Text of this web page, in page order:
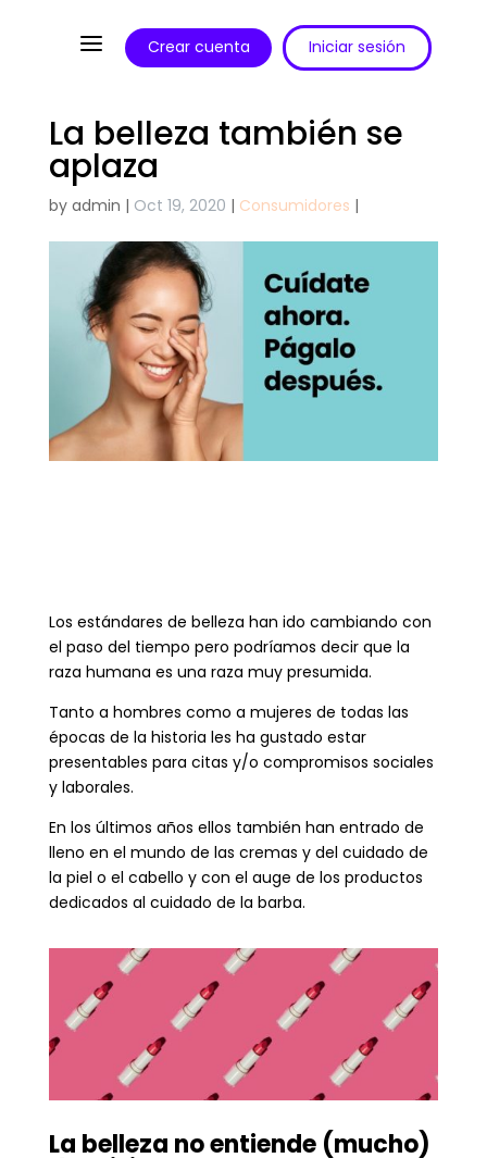
a Crear cuenta Iniciar sesión
La belleza también se
aplaza
by admin | Oct 19, 2020 | Consumidores |
Los estándares de belleza han ido cambiando con
el paso del tiempo pero podríamos decir que la
raza humana es una raza muy presumida.
Tanto a hombres como a mujeres de todas las
épocas de la historia les ha gustado estar
presentables para citas y/o compromisos sociales
y laborales.
En los últimos años ellos también han entrado de
lleno en el mundo de las cremas y del cuidado de
la piel o el cabello y con el auge de los productos
dedicados al cuidado de la barba.
La belleza no entiende (mucho)